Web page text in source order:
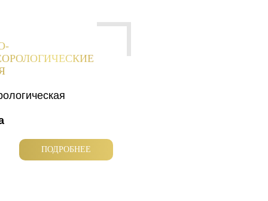
ПОДРОБНЕЕ